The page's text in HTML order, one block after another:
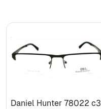
Daniel Hunter 78022 с3